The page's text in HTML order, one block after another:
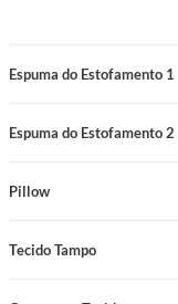
Espuma do Estofamento 1
Espuma do Estofamento 2
Pillow
Tecido Tampo